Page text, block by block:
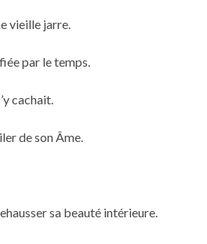
vieille jarre.
par le temps.
cachait.
de son Âme.
sa beauté intérieure.